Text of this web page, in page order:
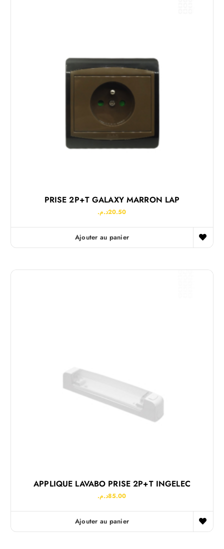
PRISE 2P+T GALAXY MARRON LAP
20.50د.م.
Ajouter au panier
APPLIQUE LAVABO PRISE 2P+T INGELEC
85.00د.م.
Ajouter au panier